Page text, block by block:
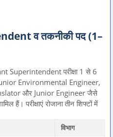
व तकनीकी पद (1–
Superintendent परीक्षा 1 से 6
Environmental Engineer,
और Junior Engineer जैसे
हैं। परीक्षाएं रोजाना तीन शिफ्टों में
विभाग